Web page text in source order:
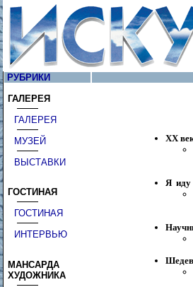
РУБРИКИ
ГАЛЕРЕЯ
ГАЛЕРЕЯ
МУЗЕЙ
ВЫСТАВКИ
ГОСТИНАЯ
ГОСТИНАЯ
ИНТЕРВЬЮ
МАНСАРДА
ХУДОЖНИКА
ХХ
Я иду